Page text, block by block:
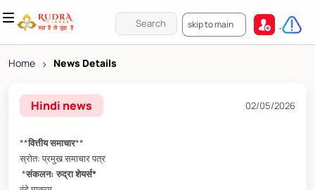
skip to main
Home > News Details
Hindi news 02/05/2026
**वित्तीय समाचार**
स्रोत: प्रमुख समाचार पत्र
*संकलन: रुद्रा शेयर्स*